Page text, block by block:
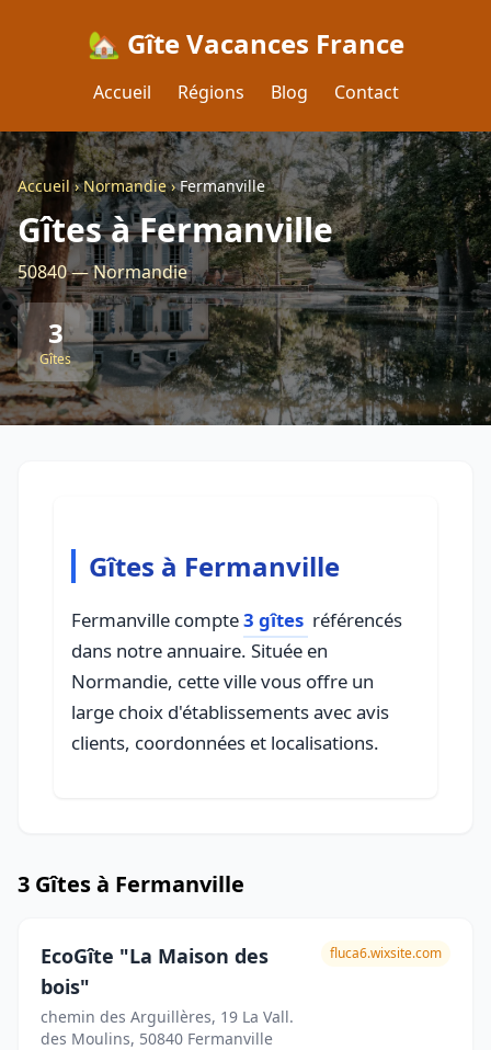
🏡 Gîte Vacances France
Accueil Régions Blog Contact
Accueil›Normandie›Fermanville
Gîtes à Fermanville
50840 — Normandie
3
Gîtes
Gîtes à Fermanville
Fermanville compte3 gîtes référencés
dans notre annuaire. Située en
Normandie, cette ville vous offre un
large choix d'établissements avec avis
clients, coordonnées et localisations.
3 Gîtes à Fermanville
EcoGîte "La Maison des
bois"
chemin des Arguillères, 19 La Vall.
des Moulins, 50840 Fermanville
fluca6.wixsite.com